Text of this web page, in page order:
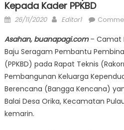
Kepada Kader PPKBD
Posted
26/11/2020 Author
Editor1
Asahan, buanapagi.com– Camat
Baju Seragam Pembantu
(PPKBD) pada Rapat Teknis
Pembangunan Keluarga
Berencana (Bangga Kencana)
Balai Desa Orika, Kecamatan
kemarin.